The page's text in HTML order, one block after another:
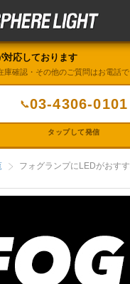
対応しております
庫確認・その他のご質問はお電話で
📞03-4306-0101
タップして発信